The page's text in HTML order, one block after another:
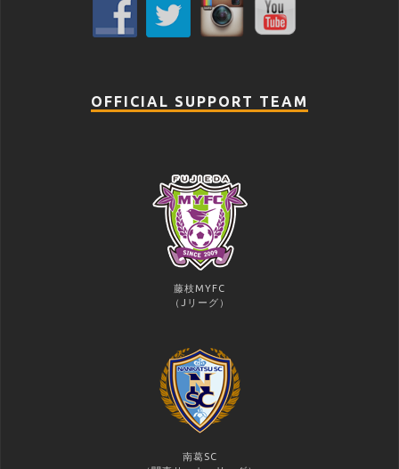
OFFICIAL SUPPORT TEAM
藤枝MYFC
（Jリーグ）
南葛SC